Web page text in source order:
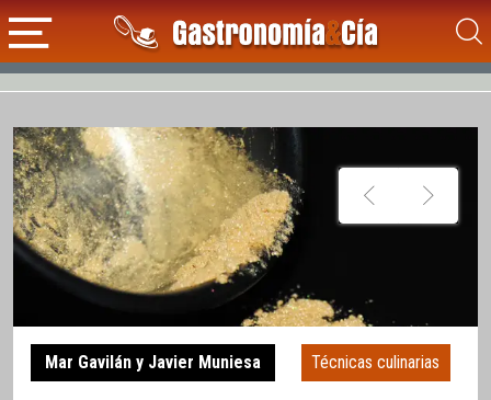
Mar Gavilán y Javier Muniesa Técnicas culinarias